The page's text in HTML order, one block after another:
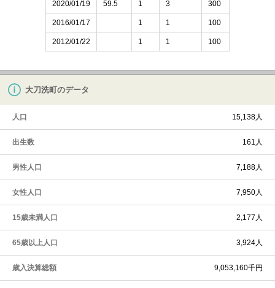
2020/01/19 59.5 1 3 300
2016/01/17 1 1 100
2012/01/22 1 1 100
大刀洗町のデータ
人口 15,138人
出生数 161人
男性人口 7,188人
女性人口 7,950人
15歳未満人口 2,177人
65歳以上人口 3,924人
歳入決算総額 9,053,160千円